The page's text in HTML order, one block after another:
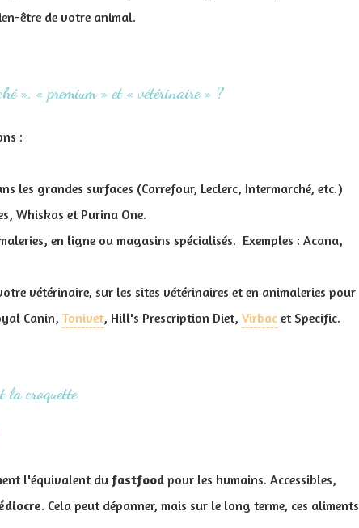
être de votre animal.
», « premium » et « vétérinaire » ?
:
les grandes surfaces (Carrefour, Leclerc, Intermarché, etc.)
Whiskas et Purina One.
en ligne ou magasins spécialisés. Exemples : Acana,
vétérinaire, sur les sites vétérinaires et en animaleries pour
Canin, Tonivet, Hill's Prescription Diet, Virbac et Specific.
la croquette
l'équivalent du fastfood pour les humains. Accessibles,
. Cela peut dépanner, mais sur le long terme, ces aliments